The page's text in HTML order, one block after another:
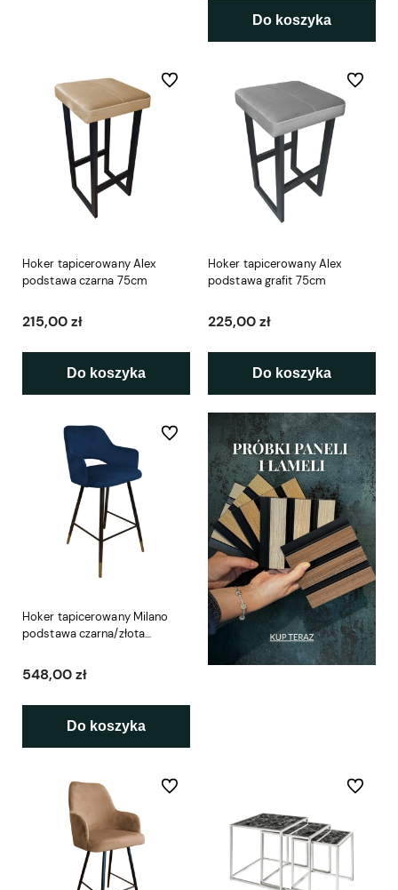
Do koszyka
Hoker tapicerowany Alex
podstawa czarna 75cm
215,00 zł
Do koszyka
Do ulubionych
Hoker tapicerowany Alex
podstawa grafit 75cm
225,00 zł
Do koszyka
Do
Hoker tapicerowany Milano
podstawa czarna/złota
548,00 zł
Do koszyka
Do ulubionych
Do ulubionych Do